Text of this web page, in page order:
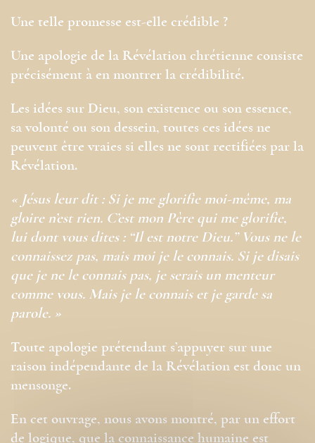
Une telle promesse est-elle crédible ?
Une apologie de la Révélation chrétienne consiste
précisément à en montrer la crédibilité.
Les idées sur Dieu, son existence ou son essence,
sa volonté ou son dessein, toutes ces idées ne
peuvent être vraies si elles ne sont rectifiées par la
Révélation.
« Jésus leur dit : Si je me glorifie moi-même, ma
gloire n’est rien. C’est mon Père qui me glorifie,
lui dont vous dites : “Il est notre Dieu.” Vous ne le
connaissez pas, mais moi je le connais. Si je disais
que je ne le connais pas, je serais un menteur
comme vous. Mais je le connais et je garde sa
parole. »
Toute apologie prétendant s’appuyer sur une
raison indépendante de la Révélation est donc un
mensonge.
En cet ouvrage, nous avons montré, par un effort